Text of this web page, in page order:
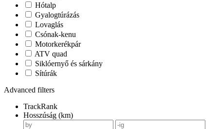
Hótalp
Gyalogtúrázás
Lovaglás
Csónak-kenu
Motorkerékpár
ATV quad
Siklóernyő és sárkány
Sítúrák
Advanced filters
TrackRank
Hosszúság (km)